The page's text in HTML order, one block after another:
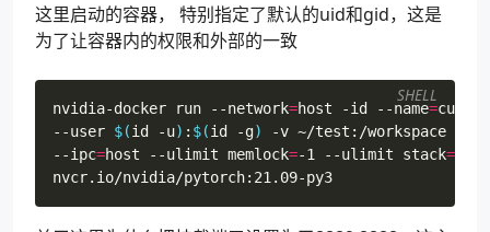
这里启动的容器， 特别指定了默认的uid和gid，这是
为了让容器内的权限和外部的一致
nvidia-docker run --network=host -id --name=
--user $(id -u) : $(id -g)
--ipc=host --ulimit memlock=-1 --ulimit stack=
SHELL